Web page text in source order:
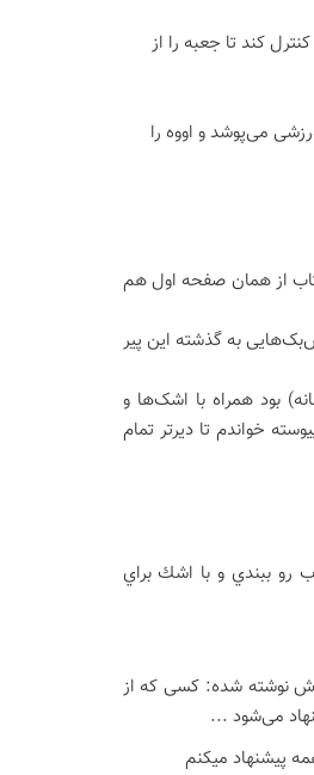
کند تا جعبه را از
می‌پوشد و اووه را
از همان صفحه اول هم
فلش‌بک‌هایی به گذشته این پیر
بود همراه با اشک‌ها و
خواندم تا دیرتر تمام
رو ببندي و با اشك براي
نوشته شده: کسی که از
می‌شود ...
پیشنهاد میکنم